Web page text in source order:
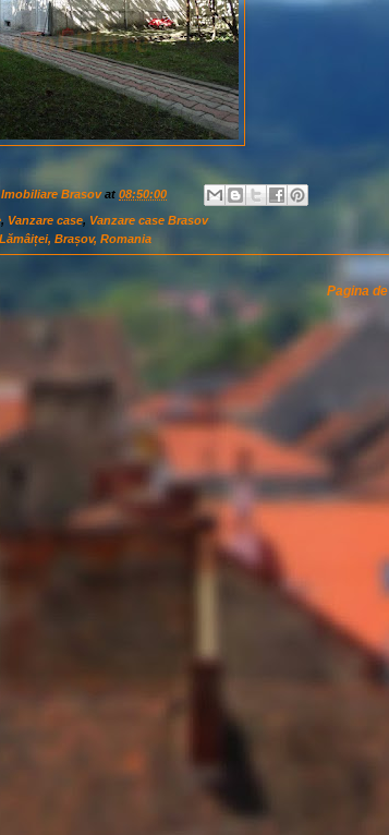
Brasov at 08:50:00
, Vanzare case, Vanzare case Brasov
Brașov, Romania
Pagina